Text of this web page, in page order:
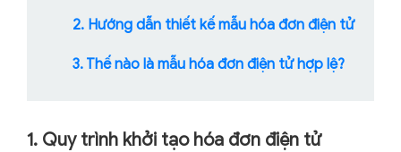
2. Hướng dẫn thiết kế mẫu hóa đơn điện tử
3. Thế nào là mẫu hóa đơn điện tử hợp lệ?
1. Quy trình khởi tạo hóa đơn điện tử